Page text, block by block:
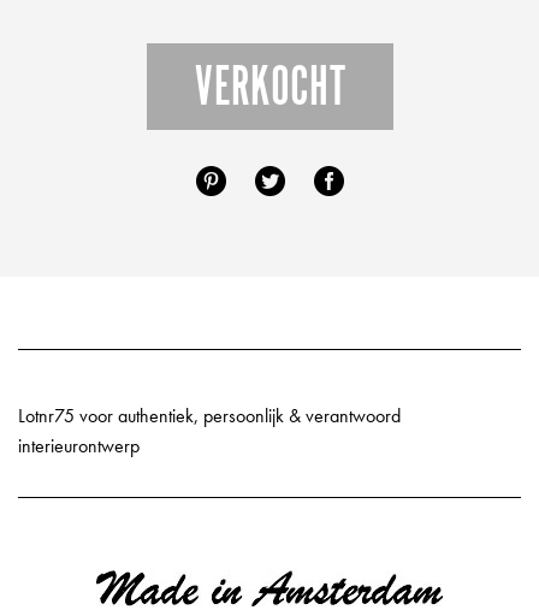
VERKOCHT
Lotnr75 voor authentiek, persoonlijk & verantwoord
interieurontwerp